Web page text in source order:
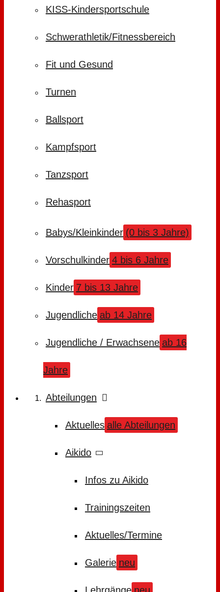
KISS-Kindersportschule
Schwerathletik/Fitnessbereich
Fit und Gesund
Turnen
Ballsport
Kampfsport
Tanzsport
Rehasport
Babys/Kleinkinder (0 bis 3 Jahre)
Vorschulkinder 4 bis 6 Jahre
Kinder 7 bis 13 Jahre
Jugendliche ab 14 Jahre
Jugendliche / Erwachsene ab 16
Jahre
Abteilungen
Aktuelles alle Abteilungen
Aikido
Infos zu Aikido
Trainingszeiten
Aktuelles/Termine
Galerie neu